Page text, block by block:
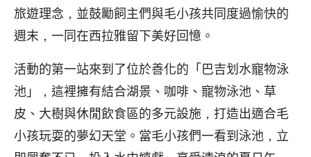
旅遊理念，並鼓勵飼主們與毛小孩共同度過愉快的
週末，一同在西拉雅留下美好回憶。
活動的第一站來到了位於善化的「巴吉划水寵物泳
池」，這裡擁有結合湖景、咖啡、寵物泳池、草
皮、大樹與休閒飲食區的多元設施，打造出適合毛
小孩玩耍的夢幻天堂。當毛小孩們一看到泳池，立